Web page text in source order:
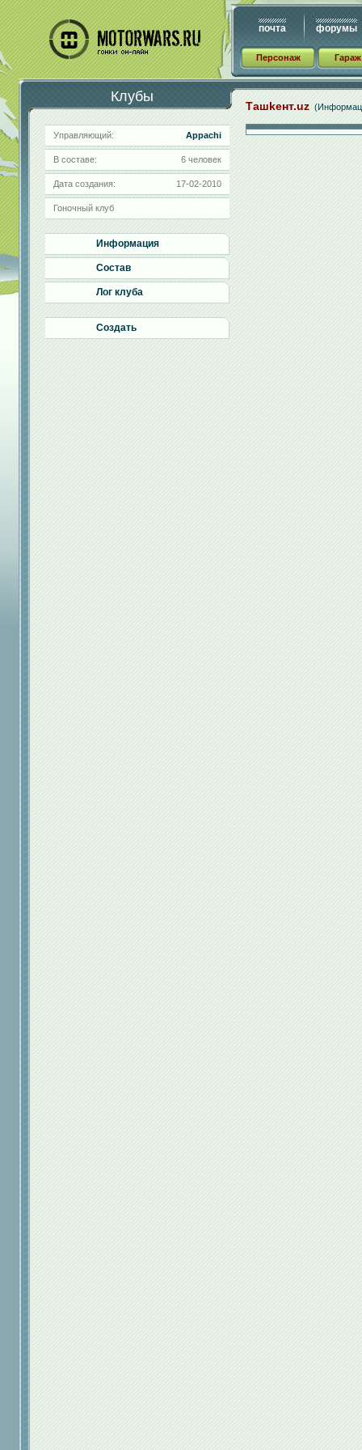
почта форумы
Персонаж Гараж
Клубы
Управляющий: Appachi
В составе: 6 человек
Дата создания: 17-02-2010
Гоночный клуб
Информация
Состав
Лог клуба
Создать
Ташkент.uz